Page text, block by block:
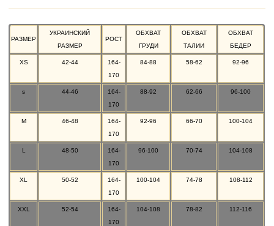
РАЗМЕР
УКРАИНСКИЙ
РАЗМЕР
РОСТ
ОБХВАТ
ГРУДИ
ОБХВАТ
ТАЛИИ
ОБХВАТ
БЕДЕР
XS 42-44
164-
170
84-88 58-62 92-96
s 44-46
164-
170
88-92 62-66 96-100
M 46-48
164-
170
92-96 66-70 100-104
L 48-50
164-
170
96-100 70-74 104-108
XL 50-52
164-
170
100-104 74-78 108-112
XXL 52-54
164-
170
104-108 78-82 112-116